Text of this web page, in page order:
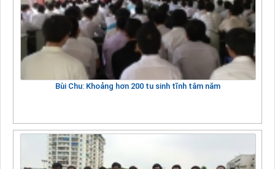
Bùi Chu: Khoảng hơn 200 tu sinh tĩnh tâm năm